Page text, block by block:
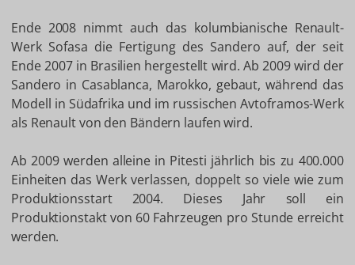
Ende 2008 nimmt auch das kolumbianische Renault-
Werk Sofasa die Fertigung des Sandero auf, der seit
Ende 2007 in Brasilien hergestellt wird. Ab 2009 wird der
Sandero in Casablanca, Marokko, gebaut, während das
Modell in Südafrika und im russischen Avtoframos-Werk
als Renault von den Bändern laufen wird.
Ab 2009 werden alleine in Pitesti jährlich bis zu 400.000
Einheiten das Werk verlassen, doppelt so viele wie zum
Produktionsstart 2004. Dieses Jahr soll ein
Produktionstakt von 60 Fahrzeugen pro Stunde erreicht
werden.